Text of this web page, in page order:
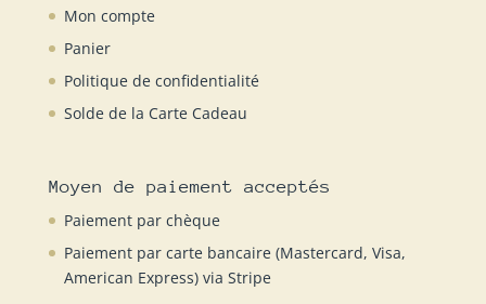
Mon compte
Panier
Politique de confidentialité
Solde de la Carte Cadeau
Moyen de paiement acceptés
Paiement par chèque
Paiement par carte bancaire (Mastercard, Visa,
American Express) via Stripe